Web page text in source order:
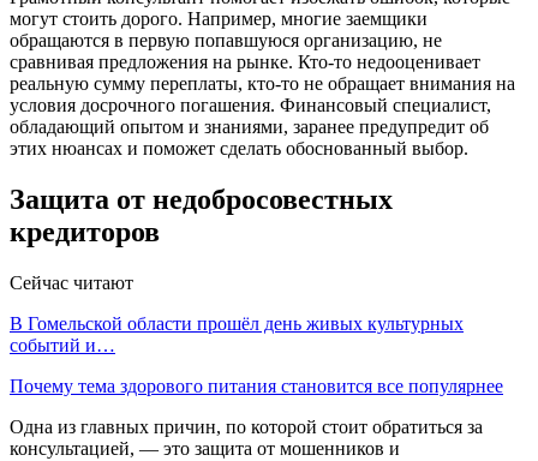
могут стоить дорого. Например, многие заемщики
обращаются в первую попавшуюся организацию, не
сравнивая предложения на рынке. Кто-то недооценивает
реальную сумму переплаты, кто-то не обращает внимания на
условия досрочного погашения. Финансовый специалист,
обладающий опытом и знаниями, заранее предупредит об
этих нюансах и поможет сделать обоснованный выбор.
Защита от недобросовестных
кредиторов
Сейчас читают
В Гомельской области прошёл день живых культурных
событий и…
Почему тема здорового питания становится все популярнее
Одна из главных причин, по которой стоит обратиться за
консультацией, — это защита от мошенников и